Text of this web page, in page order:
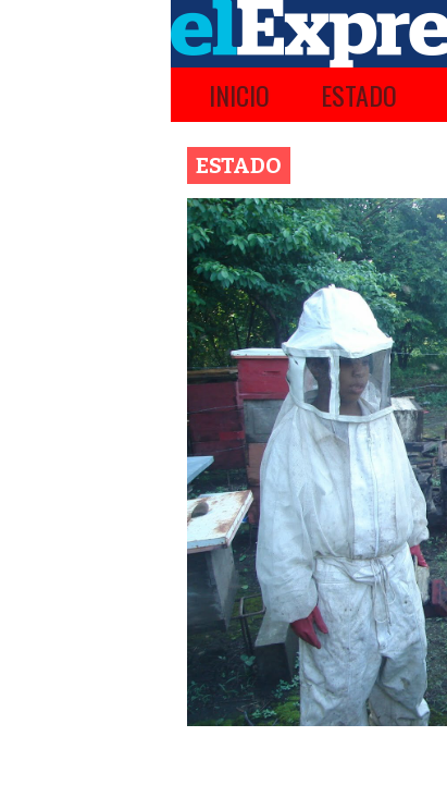
INICIO ESTADO
ESTADO